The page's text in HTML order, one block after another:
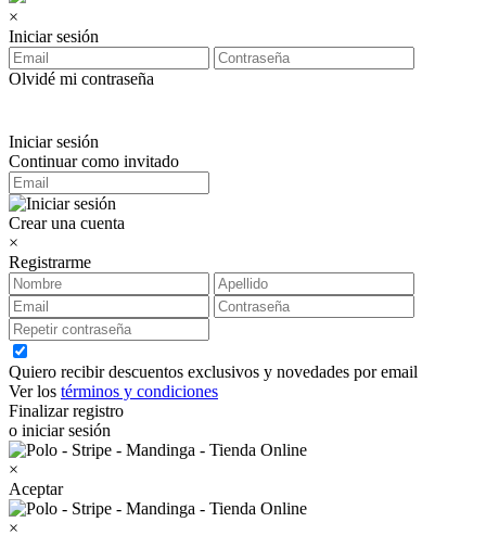
×
Iniciar sesión
Olvidé mi contraseña
Iniciar sesión
Continuar como invitado
Crear una cuenta
×
Registrarme
Quiero recibir descuentos exclusivos y novedades por email
Ver los términos y condiciones
Finalizar registro
o iniciar sesión
×
Aceptar
×